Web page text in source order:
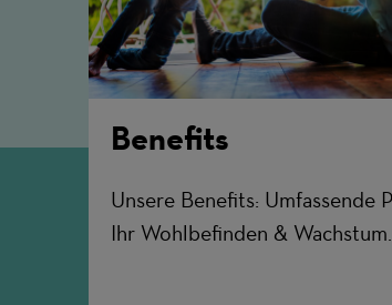
Benefits
Unsere Benefits: Umfassende
Ihr Wohlbefinden & Wachstum.